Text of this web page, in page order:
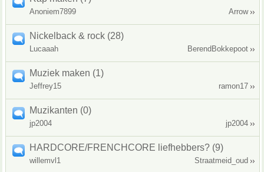
Anoniem7899 Arrow
Nickelback & rock (28)
Lucaaah BerendBokkepoot
Muziek maken (1)
Jeffrey15 ramon17
Muzikanten (0)
jp2004 jp2004
HARDCORE/FRENCHCORE liefhebbers? (9)
willemvl1 Straatmeid_oud